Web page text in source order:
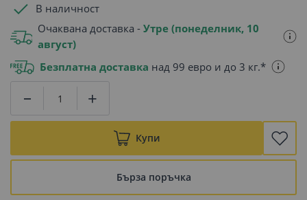
В наличност
Очаквана доставка - Утре (понеделник, 10
август)
Безплатна доставка над 99 евро и до 3 кг.*
Купи
Бърза поръчка